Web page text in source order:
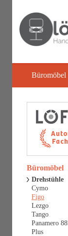
Büromöbel
Büromöbel
Drehstühle
Cymo
Figo
Lezgo
Tango
Panamero
Plus